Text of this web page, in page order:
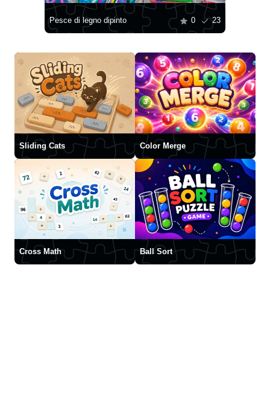
Pesce di legno dipinto 0 23
Sliding Cats Color Merge
Cross Math Ball Sort